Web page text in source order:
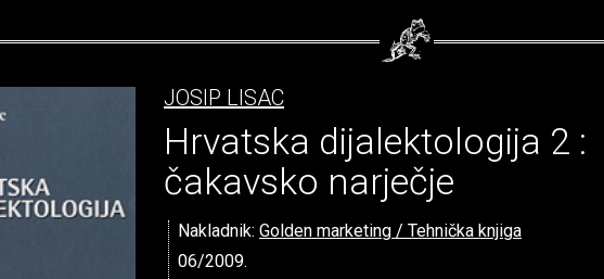
JOSIP LISAC
Hrvatska dijalektologija 2 :
čakavsko narječje
Nakladnik: Golden marketing / Tehnička knjiga
06/2009.